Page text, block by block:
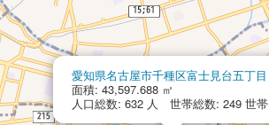
愛知県名古屋市千種区富士見台五丁目
面積: 43,597.688 ㎡
人口総数: 632 人 世帯総数: 249 世帯